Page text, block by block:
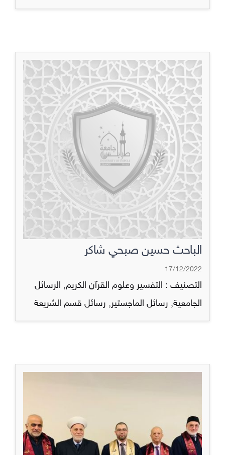
الباحث حسين صبحي شاكر
17/12/2022
التصنيف : التفسير وعلوم القرآن الكريم, الرسائل
الجامعية, رسائل الماجستير, رسائل قسم الشريعة